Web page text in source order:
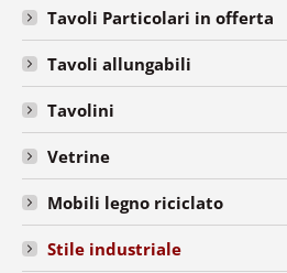
Tavoli Particolari in offerta
Tavoli allungabili
Tavolini
Vetrine
Mobili legno riciclato
Stile industriale